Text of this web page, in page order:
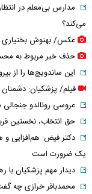
می‌کند؟
عکس/ بهنوش بختیاری
حذف خبر مربوط به
این ساندویچ‌ها را از
فیلم/ پزشکیان: دشمنان
عروسی رونالدو
حق انتخاب، نخستین
دکتر فیض:
یک ضرورت است
دیدار مهم پزشکیان با
محمدباقر خرازی چه